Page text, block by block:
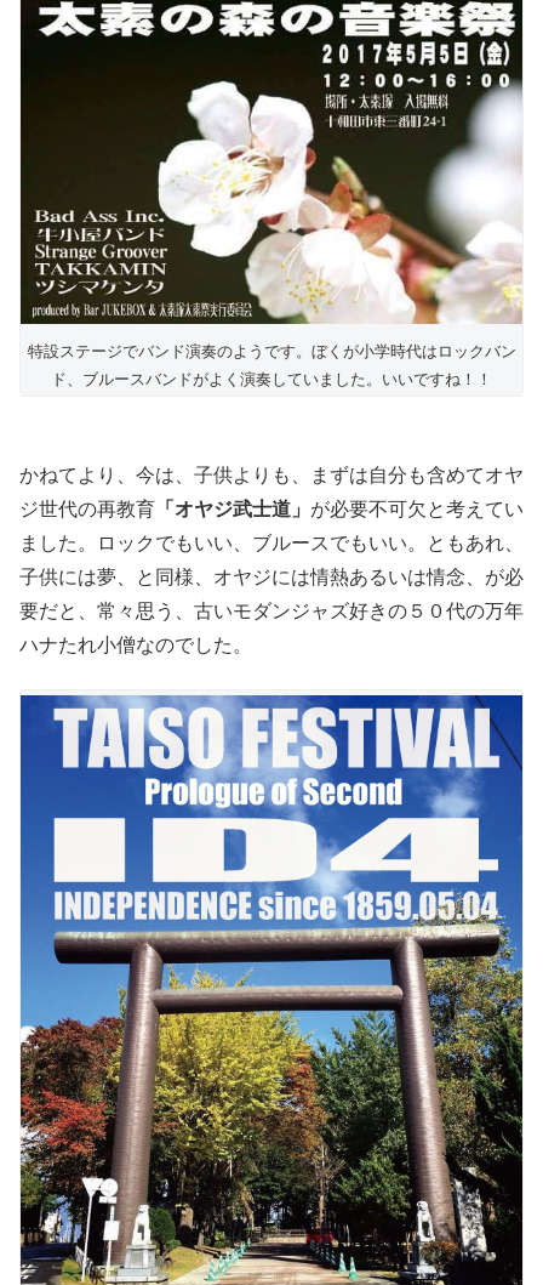
特設ステージでバンド演奏のようです。ぼくが小学時代はロックバン
ド、ブルースバンドがよく演奏していました。いいですね！！
かねてより、今は、子供よりも、まずは自分も含めてオヤ
ジ世代の再教育 「オヤジ武士道」 が必要不可欠と考えてい
ました。ロックでもいい、ブルースでもいい。ともあれ、
子供には夢、と同様、オヤジには情熱あるいは情念、が必
要だと、常々思う、古いモダンジャズ好きの５０代の万年
ハナたれ小僧なのでした。